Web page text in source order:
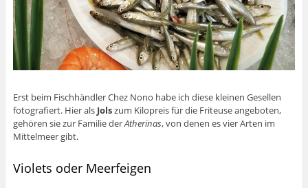
Erst beim Fischhändler Chez Nono habe ich diese kleinen Gesellen
fotografiert. Hier als Jolszum Kilopreis für die Friteuse angeboten,
gehören sie zur Familie derAtherinas, von denen es vier Arten im
Mittelmeer gibt.
Violets oder Meerfeigen